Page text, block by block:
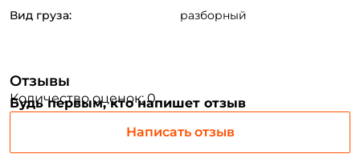
Вид груза: разборный
Отзывы
Количество оценок: 0
Будь первым, кто напишет отзыв
Написать отзыв
Номер телефона: *
Придумайте пароль: *